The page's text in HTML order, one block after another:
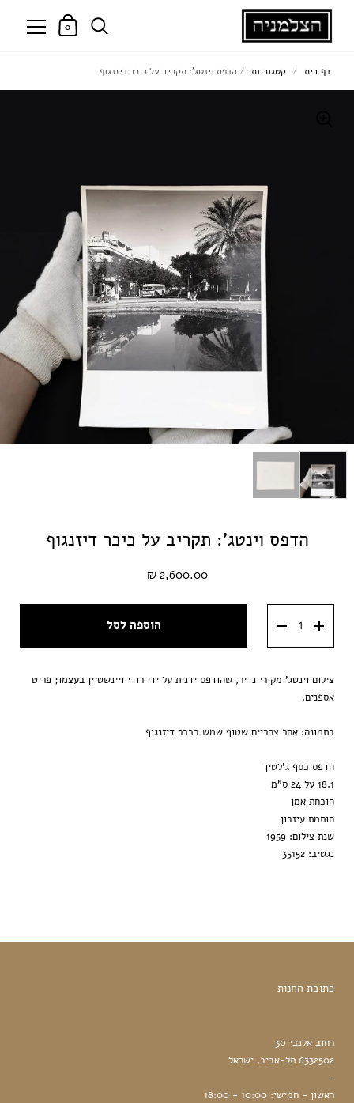
0
הדפס וינטג': תקריב על כיכר דיזנגוף
2,600.00 ₪
הוספה לסל
צילום וינטג' מקורי נדיר, שהודפס ידנית על ידי רודי ויינשטיין בעצמו; פריט
אספנים.
בתמונה: אחר צהריים שטוף שמש בככר דיזנגוף
הדפס כסף ג'לטין
18.1 על 24 ס"מ
הוכחת אמן
חותמת עיזבון
שנת צילום: 1959
נגטיב: 35152
דף בית / קטגוריות / הדפס וינטג': תקריב על כיכר דיזנגוף
כתובת החנות
רחוב אלנבי 30
6332502 תל-אביב, ישראל
-
ראשון - חמישי: 10:00 - 18:00